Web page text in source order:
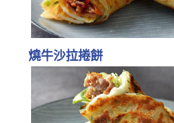
燒牛沙拉捲餅